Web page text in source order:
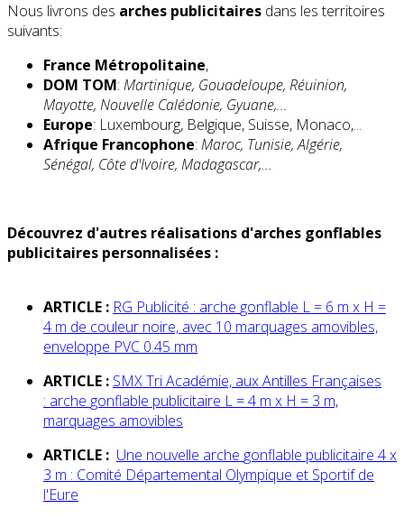
Nous livrons des arches publicitaires dans les territoires
suivants:
France Métropolitaine,
DOM TOM: Martinique, Gouadeloupe, Réuinion,
Mayotte, Nouvelle Calédonie, Gyuane,...
Europe: Luxembourg, Belgique, Suisse, Monaco,...
Afrique Francophone: Maroc, Tunisie, Algérie,
Sénégal, Côte d'Ivoire, Madagascar,...
Découvrez d'autres réalisations d'arches gonflables
publicitaires personnalisées :
ARTICLE : RG Publicité : arche gonflable L = 6 m x H =
4 m de couleur noire, avec 10 marquages amovibles,
enveloppe PVC 0.45 mm
ARTICLE : SMX Tri Académie, aux Antilles Françaises
: arche gonflable publicitaire L = 4 m x H = 3 m,
marquages amovibles
ARTICLE : Une nouvelle arche gonflable publicitaire 4 x
3 m : Comité Départemental Olympique et Sportif de
l'Eure